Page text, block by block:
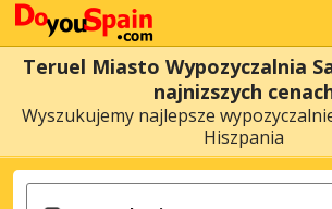
Teruel Miasto Wypozyczalnia
najnizszych
Wyszukujemy najlepsze
Hiszpania